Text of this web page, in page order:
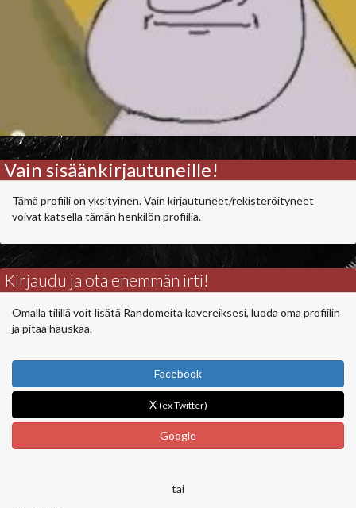
Vain sisäänkirjautuneille!
Tämä profiili on yksityinen. Vain kirjautuneet/rekisteröityneet
voivat katsella tämän henkilön profiilia.
Kirjaudu ja ota enemmän irti!
Omalla tilillä voit lisätä Randomeita kavereiksesi, luoda oma profiilin
ja pitää hauskaa.
Facebook
X (ex Twitter)
Google
tai